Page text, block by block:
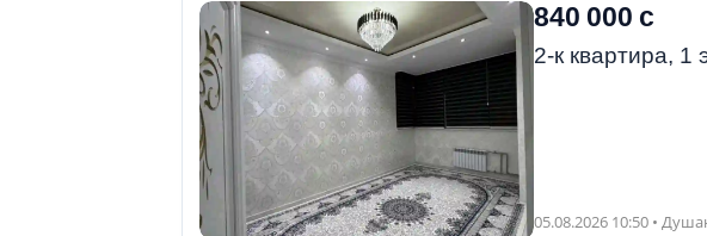
840 000 с
2-к квартира, 1
05.08.2026 10:50 •